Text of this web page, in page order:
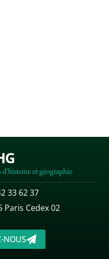
d'histoire et géographie
33 62 37
Paris Cedex 02
NOUS